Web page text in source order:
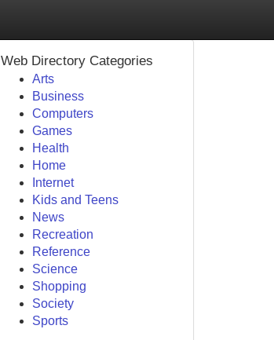
Web Directory Categories
Arts
Business
Computers
Games
Health
Home
Internet
Kids and Teens
News
Recreation
Reference
Science
Shopping
Society
Sports